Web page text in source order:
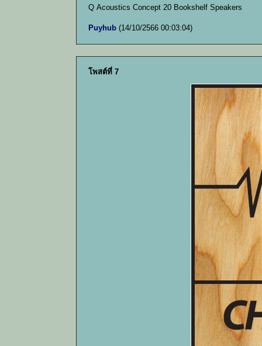
Q Acoustics Concept 20 Bookshelf Speakers
Puyhub (14/10/2566 00:03:04)
โพสต์ที่ 7